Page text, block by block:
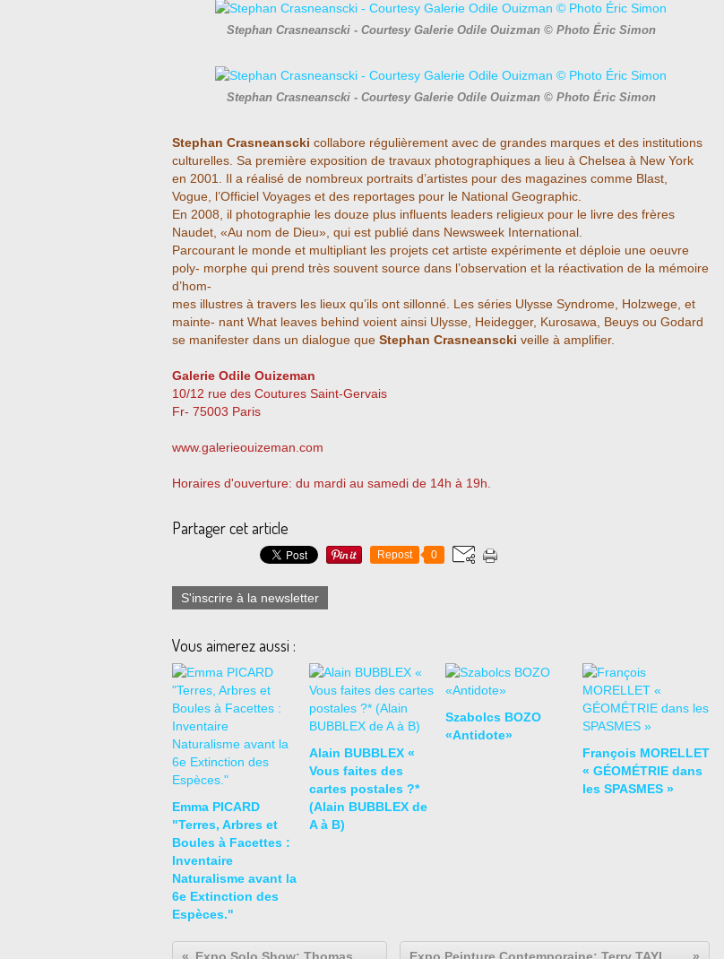
Stephan Crasneanscki - Courtesy Galerie Odile Ouizman © Photo Éric Simon
Stephan Crasneanscki - Courtesy Galerie Odile Ouizman © Photo Éric Simon
Stephan Crasneanscki collabore régulièrement avec de grandes marques et des institutions
culturelles. Sa première exposition de travaux photographiques a lieu à Chelsea à New York
en 2001. Il a réalisé de nombreux portraits d’artistes pour des magazines comme Blast,
Vogue, l’Officiel Voyages et des reportages pour le National Geographic.
En 2008, il photographie les douze plus influents leaders religieux pour le livre des frères
Naudet, «Au nom de Dieu», qui est publié dans Newsweek International.
Parcourant le monde et multipliant les projets cet artiste expérimente et déploie une oeuvre
poly- morphe qui prend très souvent source dans l’observation et la réactivation de la mémoire
d’hom-
mes illustres à travers les lieux qu’ils ont sillonné. Les séries Ulysse Syndrome, Holzwege, et
mainte- nant What leaves behind voient ainsi Ulysse, Heidegger, Kurosawa, Beuys ou Godard
se manifester dans un dialogue que Stephan Crasneanscki veille à amplifier.
Galerie Odile Ouizeman
10/12 rue des Coutures Saint-Gervais
Fr- 75003 Paris
www.galerieouizeman.com
Horaires d'ouverture: du mardi au samedi de 14h à 19h.
Partager cet article
Repost 0
S'inscrire à la newsletter
Vous aimerez aussi :
Emma PICARD
"Terres, Arbres et
Boules à Facettes :
Inventaire
Naturalisme avant la
6e Extinction des
Espèces."
Alain BUBBLEX «
Vous faites des
cartes postales ?*
(Alain BUBBLEX de
A à B)
Szabolcs BOZO
«Antidote»
François MORELLET
« GÉOMÉTRIE dans
les SPASMES »